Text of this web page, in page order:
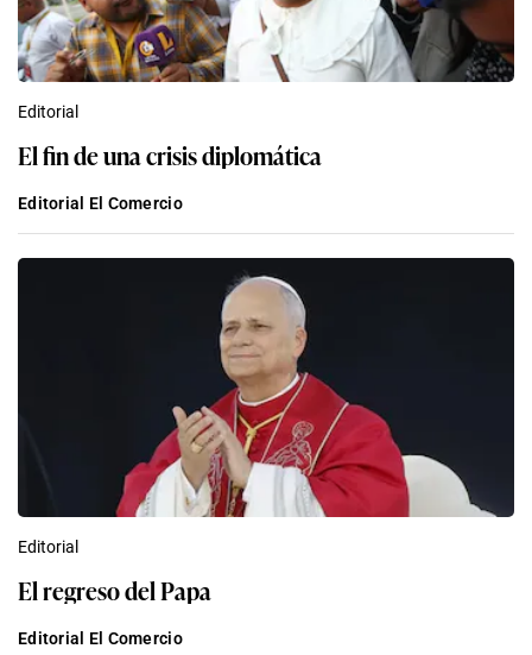
Editorial
El fin de una crisis diplomática
Editorial El Comercio
Editorial
El regreso del Papa
Editorial El Comercio